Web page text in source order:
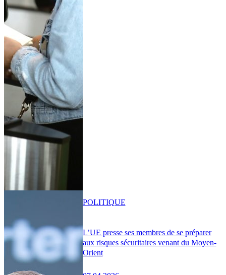
L’UE presse ses membres de se préparer
aux risques sécuritaires venant du Moyen-
Orient
POLITIQUE